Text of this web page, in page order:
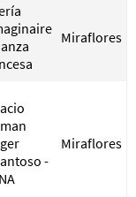
Miraflores
-
Miraflores